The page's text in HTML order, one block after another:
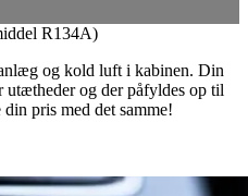
R134A)
og kold luft i kabinen. Din
utætheder og der påfyldes op til
din pris med det samme!